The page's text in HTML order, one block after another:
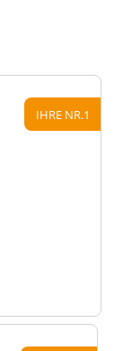
IHRE NR.1